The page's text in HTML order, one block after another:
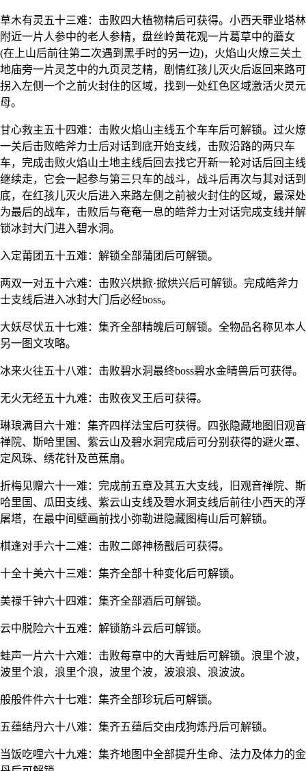
草木有灵五十三难：击败四大植物精后可获得。小西天罪业塔林
附近一片人参中的老人参精，盘丝岭黄花观一片葛草中的蘑女
(在上山后前往第二次遇到黑手时的另一边)，火焰山火燎三关土
地庙旁一片灵芝中的九页灵芝精，剧情红孩儿灭火后返回来路可
拐入左侧一个之前火封住的区域，找到一处红色区域激活火灵元
母。
甘心救主五十四难：击败火焰山主线五个车车后可解锁。过火燎
一关后击败皓斧力士后对话到底开始支线，击败沿路的两只车
车，完成击败火焰山土地主线后回去找它开新一轮对话后回主线
继续走，它会一起参与第三只车的战斗，战斗后再次与其对话到
底，在红孩儿灭火后进入来路左侧之前被火封住的区域，最深处
为最后的战车，击败后与奄奄一息的皓斧力士对话完成支线并解
锁冰封大门进入碧水洞。
入定莆团五十五难：解锁全部蒲团后可解锁。
两双一对五十六难：击败兴烘掀·掀烘兴后可解锁。完成皓斧力
士支线后进入冰封大门后必经boss。
大妖尽伏五十七难：集齐全部精魄后可解锁。全物品名称见本人
另一图文攻略。
冰来火往五十八难：击败碧水洞最终boss碧水金晴兽后可获得。
无火无经五十九难：击败夜叉王后可获得。
琳琅满目六十难：集齐四样法宝后可获得。四张隐藏地图旧观音
禅院、斯哈里国、紫云山及碧水洞完成后可分别获得的避火罩、
定风珠、绣花针及芭蕉扇。
折梅见赠六十一难：完成前五章及其五大支线，旧观音禅院、斯
哈里国、瓜田支线、紫云山支线及碧水洞支线后前往小西天的浮
屠塔，在最中间壁画前找小弥勒进隐藏图梅山后可解锁。
棋逢对手六十二难：击败二郎神杨戬后可获得。
十全十美六十三难：集齐全部十种变化后可解锁。
美禄千钟六十四难：集齐全部酒后可解锁。
云中脱险六十五难：解锁筋斗云后可解锁。
蛙声一片六十六难：击败每章中的大青蛙后可解锁。浪里个波，
波里个浪，浪里个浪，波里个波，波浪浪、浪波波。
般般件件六十七难：集齐全部珍玩后可解锁。
五蕴结丹六十八难：集齐五蕴后交由戌狗炼丹后可解锁。
当饭吃哩六十九难：集齐地图中全部提升生命、法力及体力的金